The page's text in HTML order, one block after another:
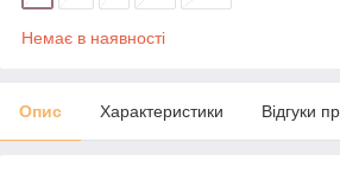
Немає в наявності
Опис Характеристики Відгуки